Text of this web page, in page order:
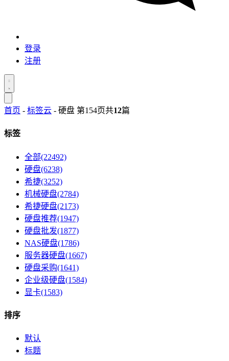
登录
注册
首页 - 标签云 - 硬盘 第154页共12篇
标签
全部(22492)
硬盘(6238)
希捷(3252)
机械硬盘(2784)
希捷硬盘(2173)
硬盘推荐(1947)
硬盘批发(1877)
NAS硬盘(1786)
服务器硬盘(1667)
硬盘采购(1641)
企业级硬盘(1584)
显卡(1583)
排序
默认
标题